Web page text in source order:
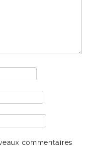
commentaires